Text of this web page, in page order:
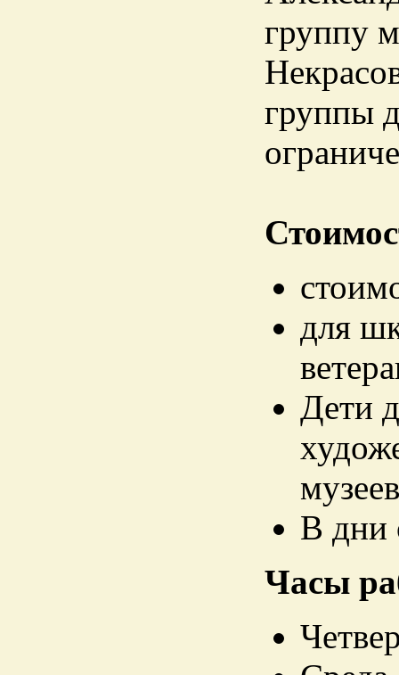
группу
группы
для
Дети
В дни
Часы